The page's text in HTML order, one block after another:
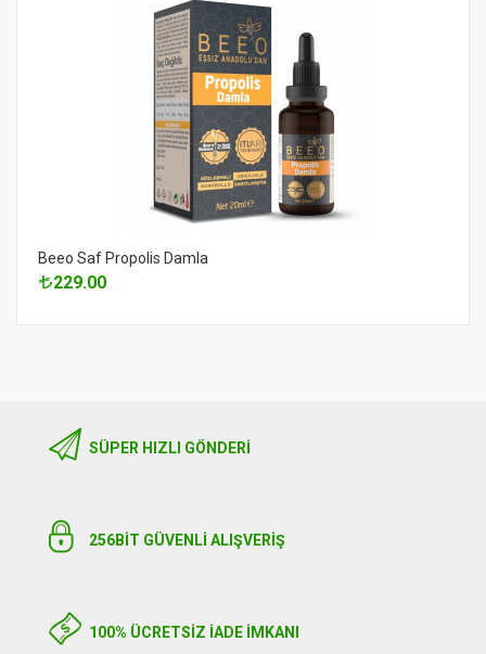
Beeo Saf Propolis Damla
229.00
SÜPER HIZLI GÖNDERI
256BIT GÜVENLİ ALIŞVERİŞ
100% ÜCRETSİZ İADE İMKANI